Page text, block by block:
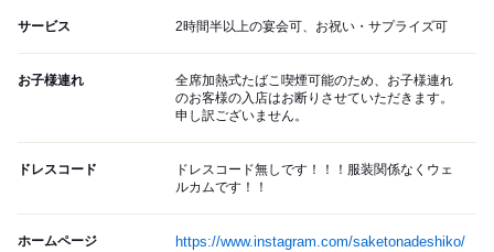
サービス 2時間半以上の宴会可、お祝い・サプライズ可
お子様連れ
全席加熱式たばこ喫煙可能のため、お子様連れ
のお客様の入店はお断りさせていただきます。
申し訳ございません。
ドレスコード
ドレスコード無しです！！！服装関係なくウェ
ルカムです！！
ホームページ https://www.instagram.com/saketonadeshiko/